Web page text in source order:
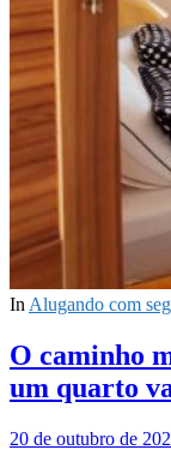
InAlugando com
O caminho
um quarto
20 de outubro de